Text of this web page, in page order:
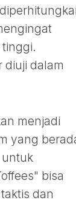
diuji dalam
menjadi
yang
untuk
bisa
dan